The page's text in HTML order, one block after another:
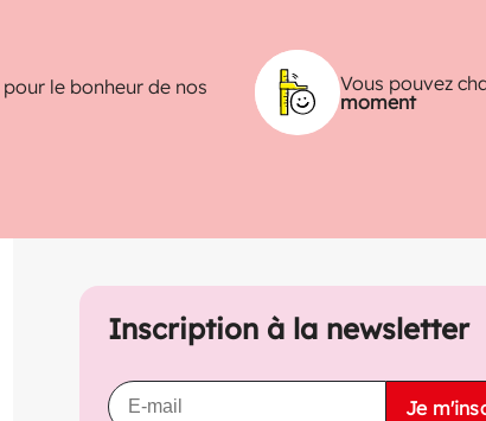
pour le bonheur de nos
Vous pouvez
moment
Inscription à la newsletter
Je